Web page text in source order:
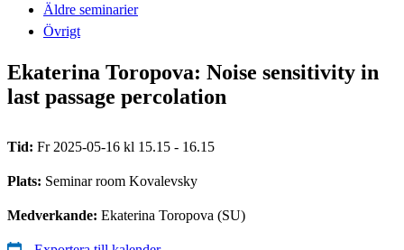
Äldre seminarier
Övrigt
Ekaterina Toropova: Noise sensitivity in
last passage percolation
Tid: Fr 2025-05-16 kl 15.15 - 16.15
Plats: Seminar room Kovalevsky
Medverkande: Ekaterina Toropova (SU)